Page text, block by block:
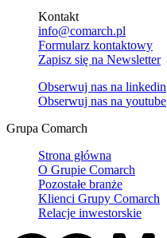
Kontakt
info@comarch.pl
Formularz kontaktowy
Zapisz się na Newsletter
Obserwuj nas na linkedin
Obserwuj nas na youtube
Grupa Comarch
Strona główna
O Grupie Comarch
Pozostałe branże
Klienci Grupy Comarch
Relacje inwestorskie